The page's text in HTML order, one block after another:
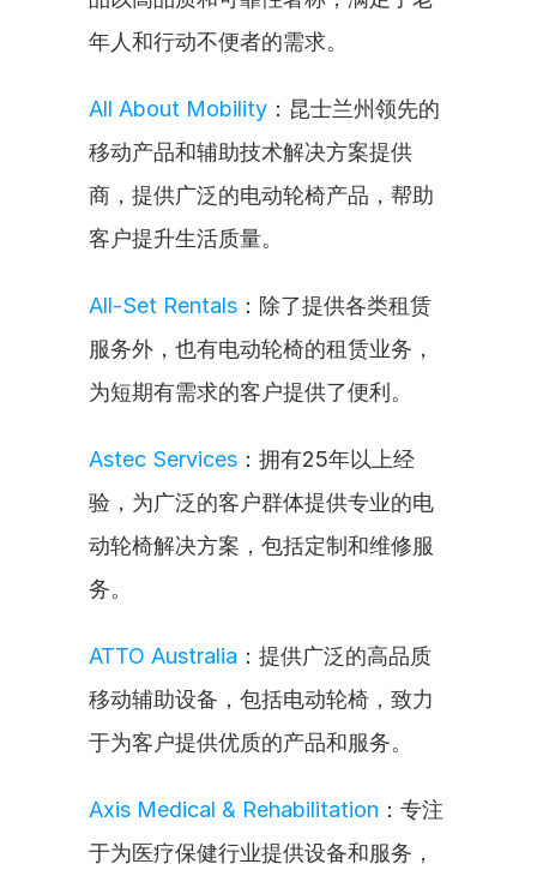
年人和行动不便者的需求。
All About Mobility ：昆士兰州领先的
移动产品和辅助技术解决方案提供
商，提供广泛的电动轮椅产品，帮助
客户提升生活质量。
All-Set Rentals ：除了提供各类租赁
服务外，也有电动轮椅的租赁业务，
为短期有需求的客户提供了便利。
Astec Services ：拥有25年以上经
验，为广泛的客户群体提供专业的电
动轮椅解决方案，包括定制和维修服
务。
ATTO Australia ：提供广泛的高品质
移动辅助设备，包括电动轮椅，致力
于为客户提供优质的产品和服务。
Axis Medical & Rehabilitation ：专注
于为医疗保健行业提供设备和服务，